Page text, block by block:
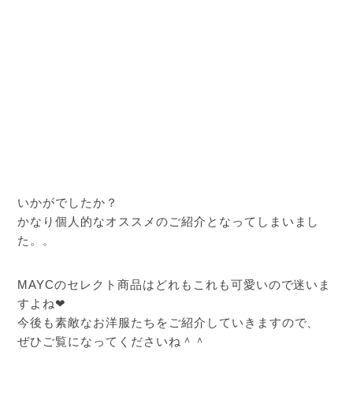
いかがでしたか？
かなり個人的なオススメのご紹介となってしまいまし
た。。
MAYCのセレクト商品はどれもこれも可愛いので迷いま
すよね❤︎
今後も素敵なお洋服たちをご紹介していきますので、
ぜひご覧になってくださいね＾＾